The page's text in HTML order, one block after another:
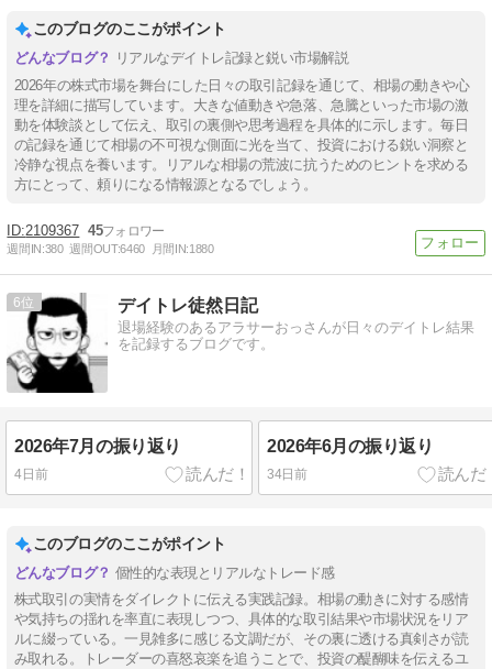
このブログのここがポイント
リアルなデイトレ記録と鋭い市場解説
2026年の株式市場を舞台にした日々の取引記録を通じて、相場の動きや心
理を詳細に描写しています。大きな値動きや急落、急騰といった市場の激
動を体験談として伝え、取引の裏側や思考過程を具体的に示します。毎日
の記録を通じて相場の不可視な側面に光を当て、投資における鋭い洞察と
冷静な視点を養います。リアルな相場の荒波に抗うためのヒントを求める
方にとって、頼りになる情報源となるでしょう。
2109367 45
週間IN:380 週間OUT:6460 月間IN:1880
6 デイトレ徒然日記
退場経験のあるアラサーおっさんが日々のデイトレ結果
を記録するブログです。
2026年7月の振り返り
4日前
2026年6月の振り返り
34日前
このブログのここがポイント
個性的な表現とリアルなトレード感
株式取引の実情をダイレクトに伝える実践記録。相場の動きに対する感情
や気持ちの揺れを率直に表現しつつ、具体的な取引結果や市場状況をリア
ルに綴っている。一見雑多に感じる文調だが、その裏に透ける真剣さが読
み取れる。トレーダーの喜怒哀楽を追うことで、投資の醍醐味を伝えるユ